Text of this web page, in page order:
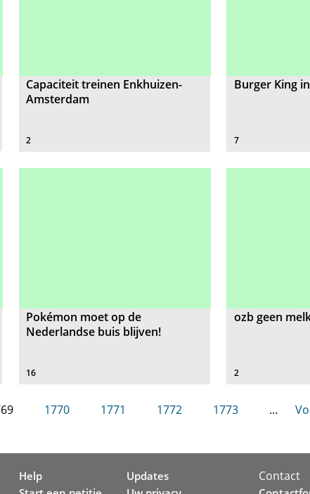
Capaciteit treinen Enkhuizen-
Amsterdam
2
Burger King
7
Pokémon moet op de
Nederlandse buis blijven!
16
ozb geen
2
1770 1771 1772 1773 …
Help
Updates
Contact